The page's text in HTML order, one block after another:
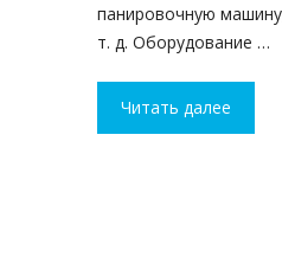
панировочную
т. д. Оборудование …
Читать далее